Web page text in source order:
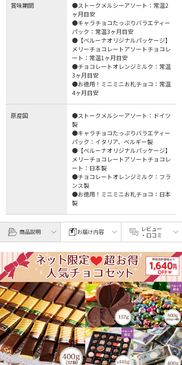
賞味期間
●ストークメルシーアソート：常温2
ヶ月目安
●キャラチョコたっぷりバラエティー
パック：常温3ヶ月目安
●【ベルーナオリジナルパッケージ】
メリーチョコレートアソートチョコレ
ート：常温1ヶ月目安
●チョコレートオレンジミルク：常温
3ヶ月目安
●お徳用！ミニミニお札チョコ：常温
4ヶ月目安
原産国
●ストークメルシーアソート：ドイツ
製
●キャラチョコたっぷりバラエティー
パック：イタリア、ベルギー製
●【ベルーナオリジナルパッケージ】
メリーチョコレートアソートチョコレ
ート：日本製
●チョコレートオレンジミルク：フラ
ンス製
●お徳用！ミニミニお札チョコ：日本
製
商品説明 お届け内容
レビュー
・口コミ